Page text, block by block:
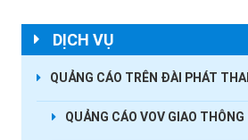
DỊCH VỤ
QUẢNG CÁO TRÊN ĐÀI PHÁT
QUẢNG CÁO VOV GIAO THÔNG